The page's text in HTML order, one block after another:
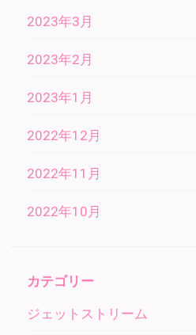
2023年3月
2023年2月
2023年1月
2022年12月
2022年11月
2022年10月
カテゴリー
ジェットストリーム